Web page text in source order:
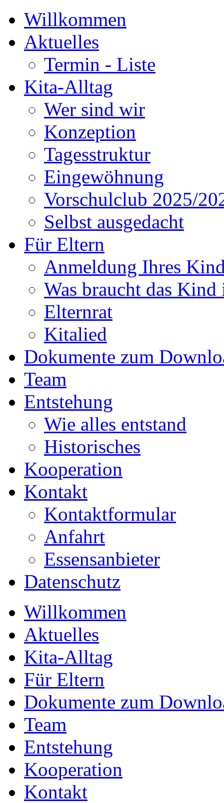
Willkommen
Aktuelles
Termin - Liste
Kita-Alltag
Wer sind wir
Konzeption
Tagesstruktur
Eingewöhnung
Vorschulclub 2025/
Selbst ausgedacht
Für Eltern
Anmeldung Ihres
Was braucht das
Elternrat
Kitalied
Dokumente zum
Team
Entstehung
Wie alles entstand
Historisches
Kooperation
Kontakt
Kontaktformular
Anfahrt
Essensanbieter
Datenschutz
Willkommen
Aktuelles
Kita-Alltag
Für Eltern
Dokumente zum
Team
Entstehung
Kooperation
Kontakt